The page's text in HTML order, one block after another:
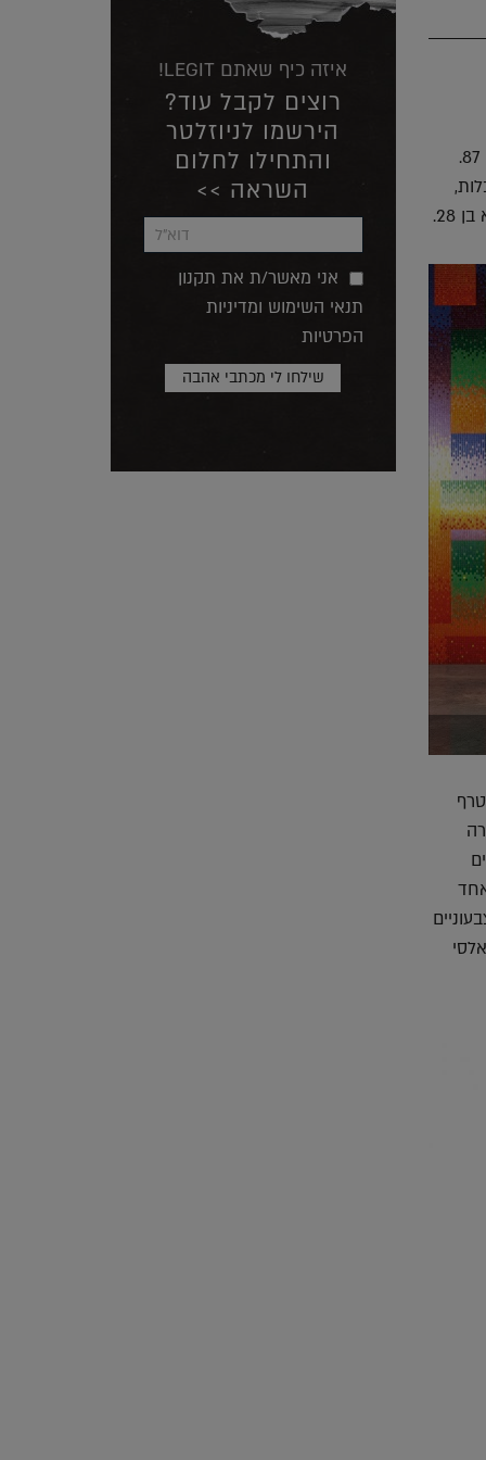
אתמול, יום שני, 18/2, הלך לעולמו האדריכל והמעצב האיטלקי האגדי, אלסנדרו מנדיני, והוא בן 87.
גוונים צבעוניים
איזה כיף שאתם LEGIT!
רוצים לקבל עוד?
הירשמו לניוזלטר
והתחילו לחלום
השראה >>
אני מאשר/ת את תקנון
תנאי השימוש ומדיניות
הפרטיות